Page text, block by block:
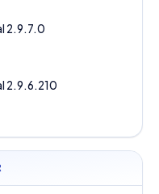
2.9.7.0
2.9.6.210